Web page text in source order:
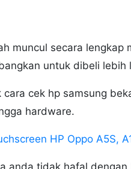
muncul secara
untuk dibeli lebih
cek hp samsung
hardware.
HP Oppo A5S,